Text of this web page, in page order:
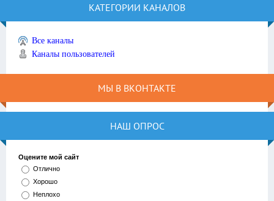
КАТЕГОРИИ КАНАЛОВ
Все каналы
Каналы пользователей
МЫ В ВКОНТАКТЕ
НАШ ОПРОС
Оцените мой сайт
Отлично
Хорошо
Неплохо